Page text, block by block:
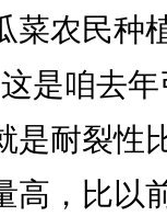
农民种
是咱去
是耐裂性
高，比以